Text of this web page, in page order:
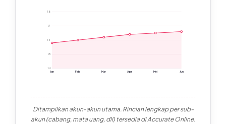
1.4
1.5
1.6
1.7
1.8
Jan Feb Mar Apr Mei Jun
Ditampilkan akun-akun utama. Rincian lengkap per sub-
akun (cabang, mata uang, dll) tersedia di Accurate Online.